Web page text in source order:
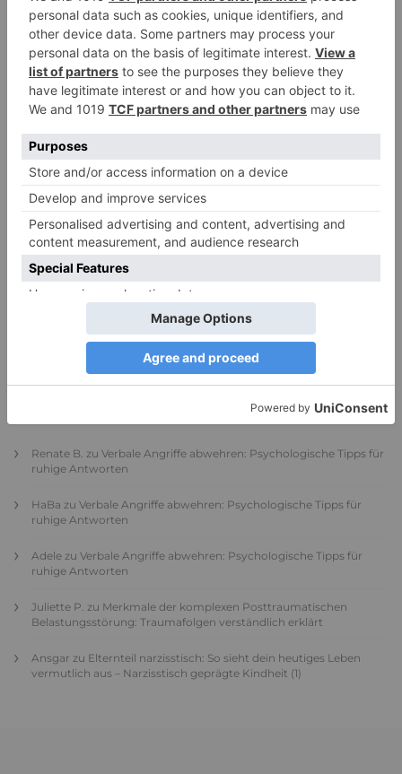
15. Juli 2026 0
PDA Autismus: Merkmale und Umgang mit
PANDA-Kindern – Kinder mit starkem
Autonomiebedürfnis (1)
Renate B. zu Verbale Angriffe abwehren: Psychologische Tipps für
ruhige Antworten
HaBa zu Verbale Angriffe abwehren: Psychologische Tipps für
ruhige Antworten
Adele zu Verbale Angriffe abwehren: Psychologische Tipps für
ruhige Antworten
Juliette P. zu Merkmale der komplexen Posttraumatischen
Belastungsstörung: Traumafolgen verständlich erklärt
Ansgar zu Elternteil narzisstisch: So sieht dein heutiges Leben
vermutlich aus – Narzisstisch geprägte Kindheit (1)